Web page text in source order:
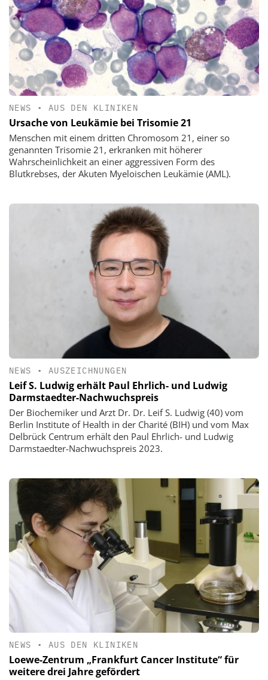
NEWS • AUS DEN KLINIKEN
Ursache von Leukämie bei Trisomie 21
Menschen mit einem dritten Chromosom 21, einer so
genannten Trisomie 21, erkranken mit höherer
Wahrscheinlichkeit an einer aggressiven Form des
Blutkrebses, der Akuten Myeloischen Leukämie (AML).
NEWS • AUSZEICHNUNGEN
Leif S. Ludwig erhält Paul Ehrlich- und Ludwig
Darmstaedter-Nachwuchspreis
Der Biochemiker und Arzt Dr. Dr. Leif S. Ludwig (40) vom
Berlin Institute of Health in der Charité (BIH) und vom Max
Delbrück Centrum erhält den Paul Ehrlich- und Ludwig
Darmstaedter-Nachwuchspreis 2023.
NEWS • AUS DEN KLINIKEN
Loewe-Zentrum „Frankfurt Cancer Institute“ für
weitere drei Jahre gefördert